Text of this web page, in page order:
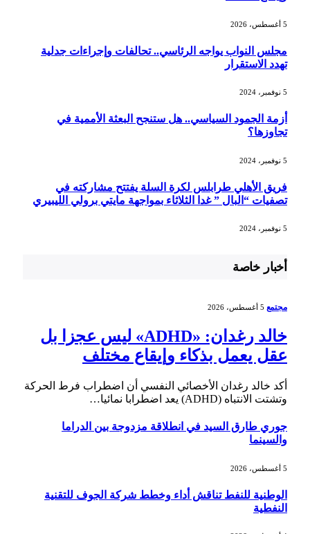
مجلس النواب يواجه الرئاسي.. تحالفات وإجراءات جدلية
تهدد الاستقرار
أزمة الجمود السياسي.. هل ستنجح البعثة الأممية في
تجاوزها؟
فريق الأهلي طرابلس لكرة السلة يفتتح مشاركته في
تصفيات “البال ” غدا الثلاثاء بمواجهة مايتي برولي الليبيري
أخبار خاصة
مجتمع 5 أغسطس، 2026
خالد رغدان: «ADHD» ليس عجزا بل
عقل يعمل بذكاء وإيقاع مختلف
أكد خالد رغدان الأخصائي النفسي أن اضطراب فرط الحركة
وتشتت الانتباه (ADHD) يعد اضطرابا نمائيا…
جوري طارق السيد في انطلاقة مزدوجة بين الدراما
والسينما
الوطنية للنفط تناقش أداء وخطط شركة الجوف للتقنية
النفطية